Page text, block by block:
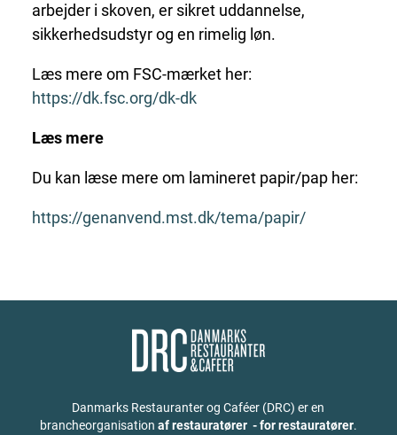
arbejder i skoven, er sikret uddannelse,
sikkerhedsudstyr og en rimelig løn.
Læs mere om FSC-mærket her:
https://dk.fsc.org/dk-dk
Læs mere
Du kan læse mere om lamineret papir/pap her:
https://genanvend.mst.dk/tema/papir/
Danmarks Restauranter og Caféer (DRC) er en
brancheorganisation af restauratører - for restauratører.